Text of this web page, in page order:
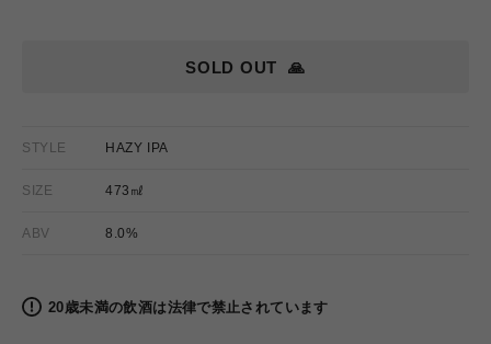
🙏
SOLD OUT
STYLE HAZY IPA
SIZE 473㎖
ABV 8.0%
20歳未満の飲酒は法律で禁止されています